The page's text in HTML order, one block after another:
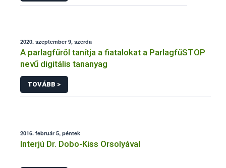
2020. szeptember 9, szerda
A parlagfűről tanítja a fiatalokat a ParlagfűSTOP
nevű digitális tananyag
TOVÁBB >
2016. február 5, péntek
Interjú Dr. Dobo-Kiss Orsolyával